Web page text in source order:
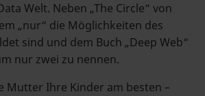
Welt. Neben „The Circle“ von
„nur“ die Möglichkeiten des
sind und dem Buch „Deep Web“
nur zwei zu nennen.
Mutter Ihre Kinder am besten –